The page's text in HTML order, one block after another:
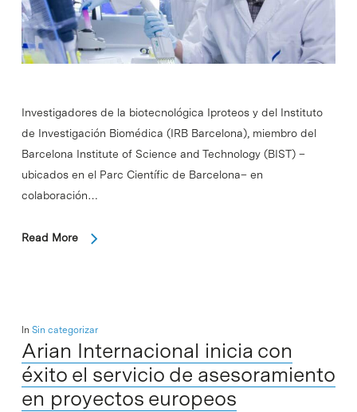
Investigadores de la biotecnológica Iproteos y del Instituto
de Investigación Biomédica (IRB Barcelona), miembro del
Barcelona Institute of Science and Technology (BIST) –
ubicados en el Parc Científic de Barcelona– en
colaboración…
Read More
In Sin categorizar
Arian Internacional inicia con
éxito el servicio de asesoramiento
en proyectos europeos